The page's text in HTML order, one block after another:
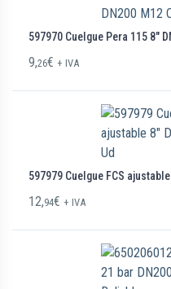
597970 Cuelgue Pera 115 8″
9,26€ + IVA
597979 Cuelgue FCS
12,94€ + IVA